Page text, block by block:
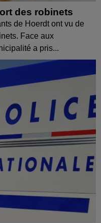
des robinets
de Hoerdt ont vu de
Face aux
a pris...